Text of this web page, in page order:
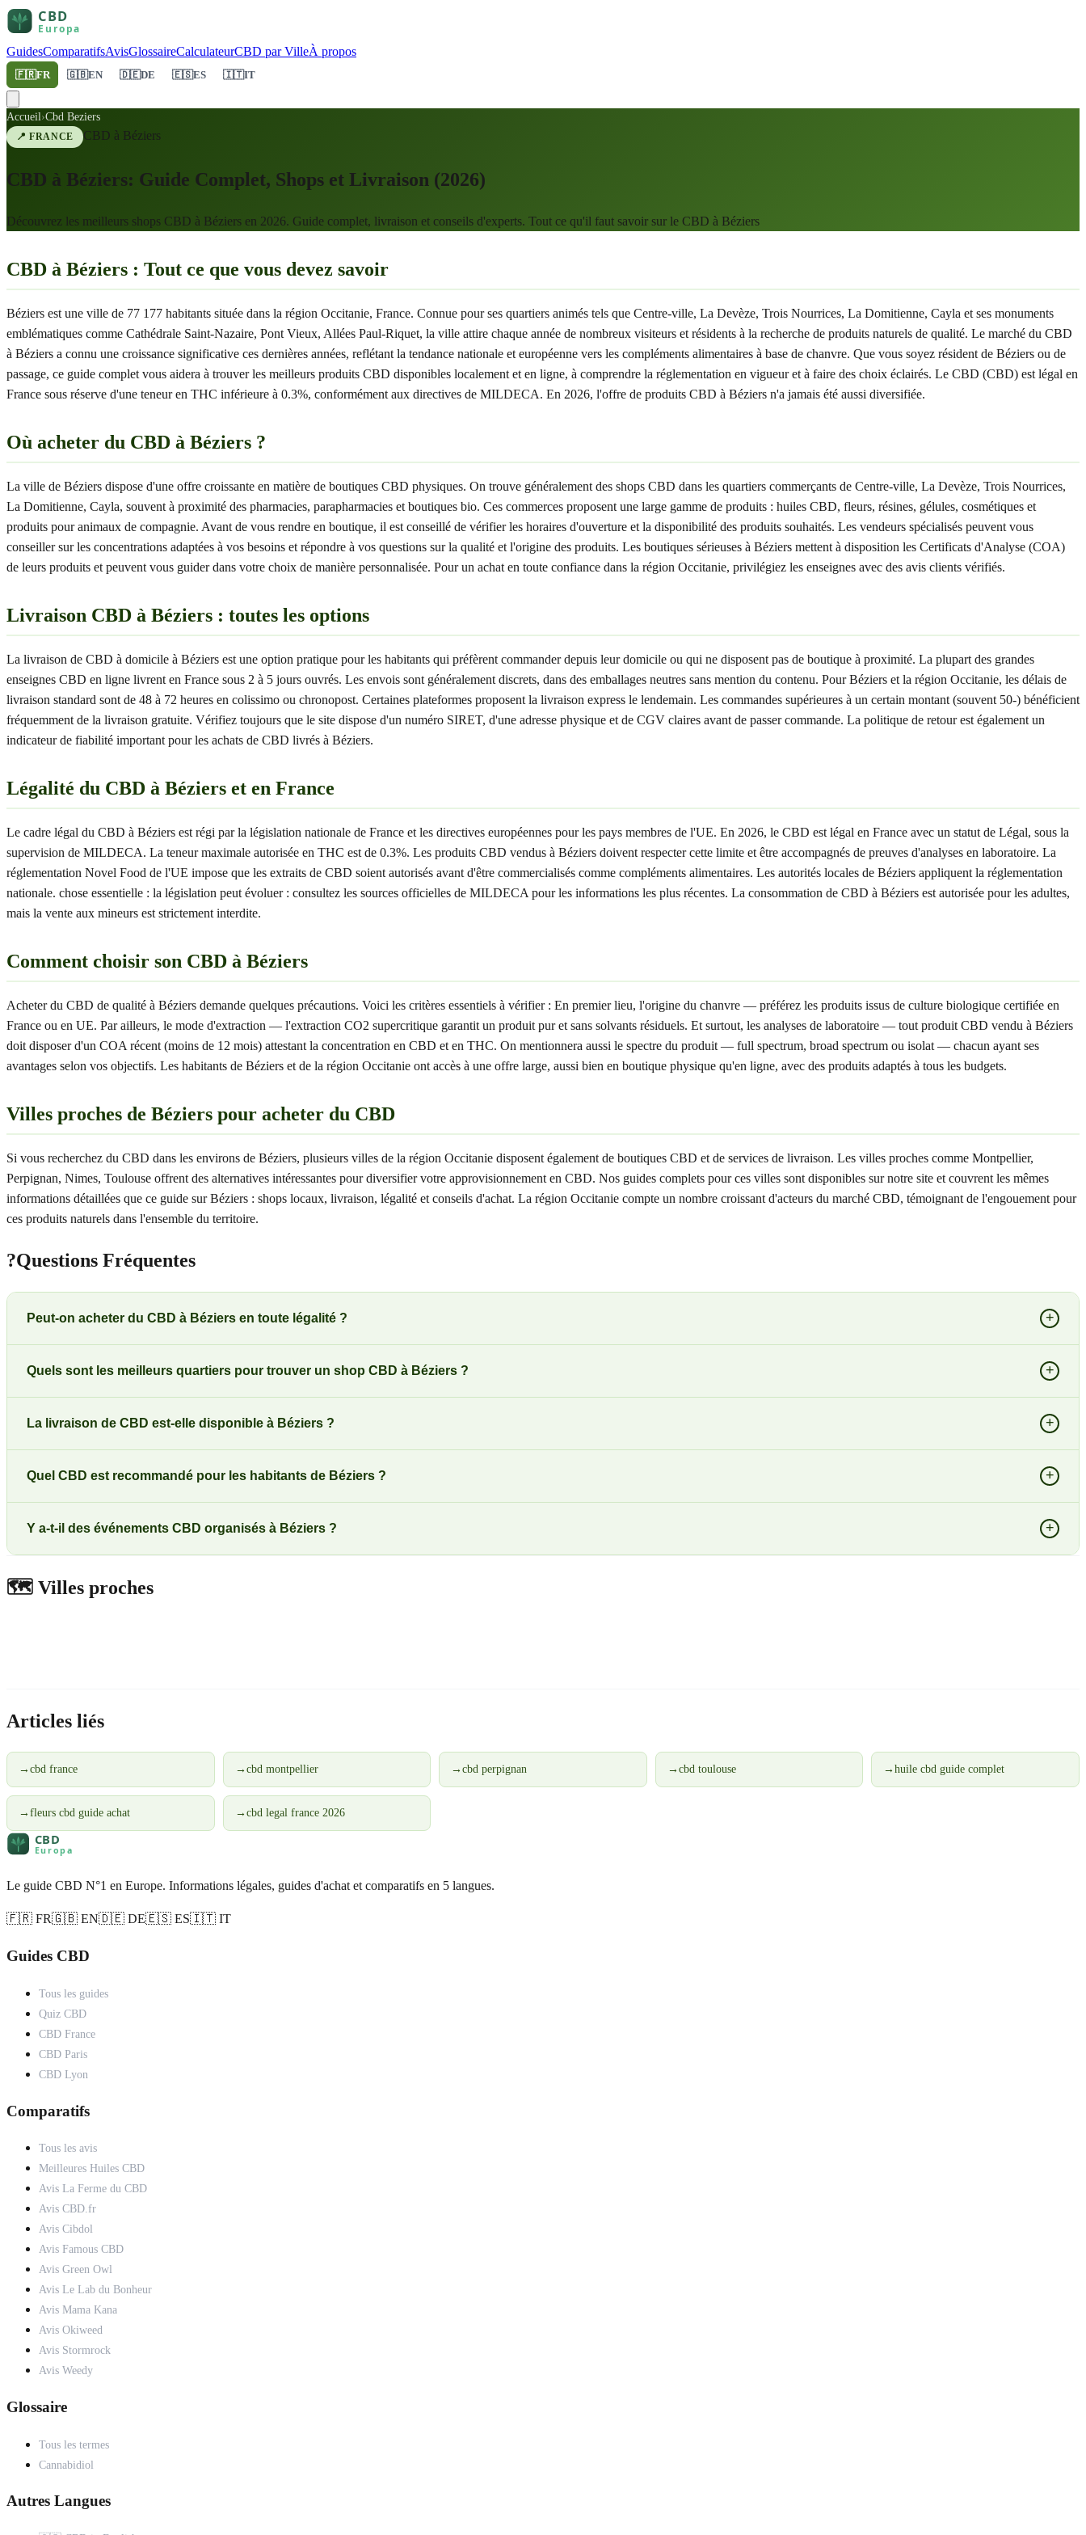
GuidesComparatifsAvisGlossaireCalculateurCBD par VilleÀ propos
🇫🇷FR 🇬🇧EN 🇩🇪DE 🇪🇸ES 🇮🇹IT
Accueil›Cbd Beziers
📍FRANCE CBD à Béziers
CBD à Béziers: Guide Complet, Shops et Livraison (2026)
Découvrez les meilleurs shops CBD à Béziers en 2026. Guide complet, livraison et conseils d'experts. Tout ce qu'il faut savoir sur le CBD à Béziers
CBD à Béziers : Tout ce que vous devez savoir
Béziers est une ville de 77 177 habitants située dans la région Occitanie, France. Connue pour ses quartiers animés tels que Centre-ville, La Devèze, Trois Nourrices, La Domitienne, Cayla et ses monuments
emblématiques comme Cathédrale Saint-Nazaire, Pont Vieux, Allées Paul-Riquet, la ville attire chaque année de nombreux visiteurs et résidents à la recherche de produits naturels de qualité. Le marché du CBD
à Béziers a connu une croissance significative ces dernières années, reflétant la tendance nationale et européenne vers les compléments alimentaires à base de chanvre. Que vous soyez résident de Béziers ou de
passage, ce guide complet vous aidera à trouver les meilleurs produits CBD disponibles localement et en ligne, à comprendre la réglementation en vigueur et à faire des choix éclairés. Le CBD (CBD) est légal en
France sous réserve d'une teneur en THC inférieure à 0.3%, conformément aux directives de MILDECA. En 2026, l'offre de produits CBD à Béziers n'a jamais été aussi diversifiée.
Où acheter du CBD à Béziers ?
La ville de Béziers dispose d'une offre croissante en matière de boutiques CBD physiques. On trouve généralement des shops CBD dans les quartiers commerçants de Centre-ville, La Devèze, Trois Nourrices,
La Domitienne, Cayla, souvent à proximité des pharmacies, parapharmacies et boutiques bio. Ces commerces proposent une large gamme de produits : huiles CBD, fleurs, résines, gélules, cosmétiques et
produits pour animaux de compagnie. Avant de vous rendre en boutique, il est conseillé de vérifier les horaires d'ouverture et la disponibilité des produits souhaités. Les vendeurs spécialisés peuvent vous
conseiller sur les concentrations adaptées à vos besoins et répondre à vos questions sur la qualité et l'origine des produits. Les boutiques sérieuses à Béziers mettent à disposition les Certificats d'Analyse (COA)
de leurs produits et peuvent vous guider dans votre choix de manière personnalisée. Pour un achat en toute confiance dans la région Occitanie, privilégiez les enseignes avec des avis clients vérifiés.
Livraison CBD à Béziers : toutes les options
La livraison de CBD à domicile à Béziers est une option pratique pour les habitants qui préfèrent commander depuis leur domicile ou qui ne disposent pas de boutique à proximité. La plupart des grandes
enseignes CBD en ligne livrent en France sous 2 à 5 jours ouvrés. Les envois sont généralement discrets, dans des emballages neutres sans mention du contenu. Pour Béziers et la région Occitanie, les délais de
livraison standard sont de 48 à 72 heures en colissimo ou chronopost. Certaines plateformes proposent la livraison express le lendemain. Les commandes supérieures à un certain montant (souvent 50-) bénéficient
fréquemment de la livraison gratuite. Vérifiez toujours que le site dispose d'un numéro SIRET, d'une adresse physique et de CGV claires avant de passer commande. La politique de retour est également un
indicateur de fiabilité important pour les achats de CBD livrés à Béziers.
Légalité du CBD à Béziers et en France
Le cadre légal du CBD à Béziers est régi par la législation nationale de France et les directives européennes pour les pays membres de l'UE. En 2026, le CBD est légal en France avec un statut de Légal, sous la
supervision de MILDECA. La teneur maximale autorisée en THC est de 0.3%. Les produits CBD vendus à Béziers doivent respecter cette limite et être accompagnés de preuves d'analyses en laboratoire. La
réglementation Novel Food de l'UE impose que les extraits de CBD soient autorisés avant d'être commercialisés comme compléments alimentaires. Les autorités locales de Béziers appliquent la réglementation
nationale. chose essentielle : la législation peut évoluer : consultez les sources officielles de MILDECA pour les informations les plus récentes. La consommation de CBD à Béziers est autorisée pour les adultes,
mais la vente aux mineurs est strictement interdite.
Comment choisir son CBD à Béziers
Acheter du CBD de qualité à Béziers demande quelques précautions. Voici les critères essentiels à vérifier : En premier lieu, l'origine du chanvre — préférez les produits issus de culture biologique certifiée en
France ou en UE. Par ailleurs, le mode d'extraction — l'extraction CO2 supercritique garantit un produit pur et sans solvants résiduels. Et surtout, les analyses de laboratoire — tout produit CBD vendu à Béziers
doit disposer d'un COA récent (moins de 12 mois) attestant la concentration en CBD et en THC. On mentionnera aussi le spectre du produit — full spectrum, broad spectrum ou isolat — chacun ayant ses
avantages selon vos objectifs. Les habitants de Béziers et de la région Occitanie ont accès à une offre large, aussi bien en boutique physique qu'en ligne, avec des produits adaptés à tous les budgets.
Villes proches de Béziers pour acheter du CBD
Si vous recherchez du CBD dans les environs de Béziers, plusieurs villes de la région Occitanie disposent également de boutiques CBD et de services de livraison. Les villes proches comme Montpellier,
Perpignan, Nimes, Toulouse offrent des alternatives intéressantes pour diversifier votre approvisionnement en CBD. Nos guides complets pour ces villes sont disponibles sur notre site et couvrent les mêmes
informations détaillées que ce guide sur Béziers : shops locaux, livraison, légalité et conseils d'achat. La région Occitanie compte un nombre croissant d'acteurs du marché CBD, témoignant de l'engouement pour
ces produits naturels dans l'ensemble du territoire.
?Questions Fréquentes
Peut-on acheter du CBD à Béziers en toute légalité ? +
Quels sont les meilleurs quartiers pour trouver un shop CBD à Béziers ? +
La livraison de CBD est-elle disponible à Béziers ? +
Quel CBD est recommandé pour les habitants de Béziers ? +
Y a-t-il des événements CBD organisés à Béziers ? +
🗺️ Villes proches
Articles liés
→ cbd france → cbd montpellier →cbd perpignan → cbd toulouse →huile cbd guide complet
→ fleurs cbd guide achat → cbd legal france 2026
Le guide CBD N°1 en Europe. Informations légales, guides d'achat et comparatifs en 5 langues.
🇫🇷 FR🇬🇧 EN🇩🇪 DE🇪🇸 ES🇮🇹 IT
Guides CBD
Tous les guides
Quiz CBD
CBD France
CBD Paris
CBD Lyon
Comparatifs
Tous les avis
Meilleures Huiles CBD
Avis La Ferme du CBD
Avis CBD.fr
Avis Cibdol
Avis Famous CBD
Avis Green Owl
Avis Le Lab du Bonheur
Avis Mama Kana
Avis Okiweed
Avis Stormrock
Avis Weedy
Glossaire
Tous les termes
Cannabidiol
Autres Langues